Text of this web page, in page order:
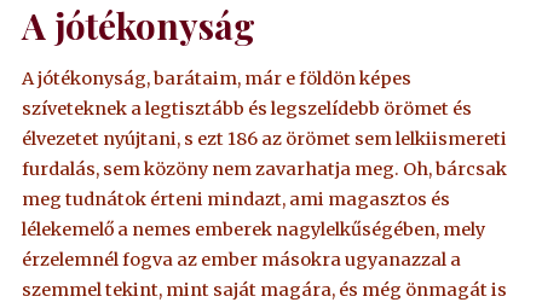
A jótékonyság
A jótékonyság, barátaim, már e földön képes
szíveteknek a legtisztább és legszelídebb örömet és
élvezetet nyújtani, s ezt 186 az örömet sem lelkiismereti
furdalás, sem közöny nem zavarhatja meg. Oh, bárcsak
meg tudnátok érteni mindazt, ami magasztos és
lélekemelő a nemes emberek nagylelkűségében, mely
érzelemnél fogva az ember másokra ugyanazzal a
szemmel tekint, mint saját magára, és még önmagát is